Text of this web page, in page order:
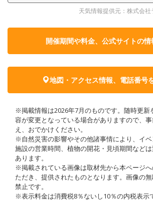
天気情報提供元：株式会
開催期間や料金、公式サイトの情
地図・アクセス情報、電話番号
※掲載情報は2026年7月のものです。随時更新
容が変更となっている場合がありますので、
え、おでかけください。
※自然災害の影響やその他諸事情により、イベ
施設の営業時間、植物の開花・見頃期間など
あります。
※掲載されている画像は取材先から本ページ
ただき、提供されたものとなります。画像の
禁止です。
※表示料金は消費税8％ないし10％の内税表示